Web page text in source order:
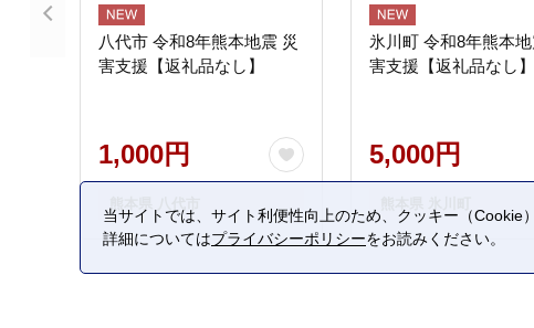
八代市 令和8年熊本地震 災
害支援【返礼品なし】
1,000円
氷川町 令和8年熊本地
害支援【返礼品なし】
5,000円
当サイトでは、サイト利便性向上のため、クッキー（Cookie
詳細についてはプライバシーポリシーをお読みください。